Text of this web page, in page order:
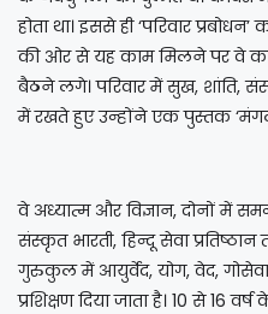
होता था। इससे ही ‘परिवार
की ओर से यह काम मिलने पर वे
बैठने लगे। परिवार में सुख, शांति,
में रखते हुए उन्होंने एक पुस्तक
वे अध्यात्म और विज्ञान, दोनों में
संस्कृत भारती, हिन्दू सेवा
गुरुकुल में आयुर्वेद, योग, वेद,
प्रशिक्षण दिया जाता है। 10 से 16